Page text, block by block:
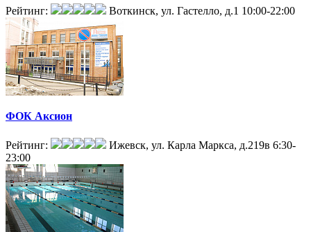
Рейтинг: Воткинск, ул. Гастелло, д.1 10:00-22:00
ФОК Аксион
Рейтинг: Ижевск, ул. Карла Маркса, д.219в 6:30-
23:00